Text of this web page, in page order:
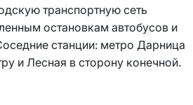
транспортную сеть
остановкам автобусов и
станции: метро Дарница
и Лесная в сторону конечной.